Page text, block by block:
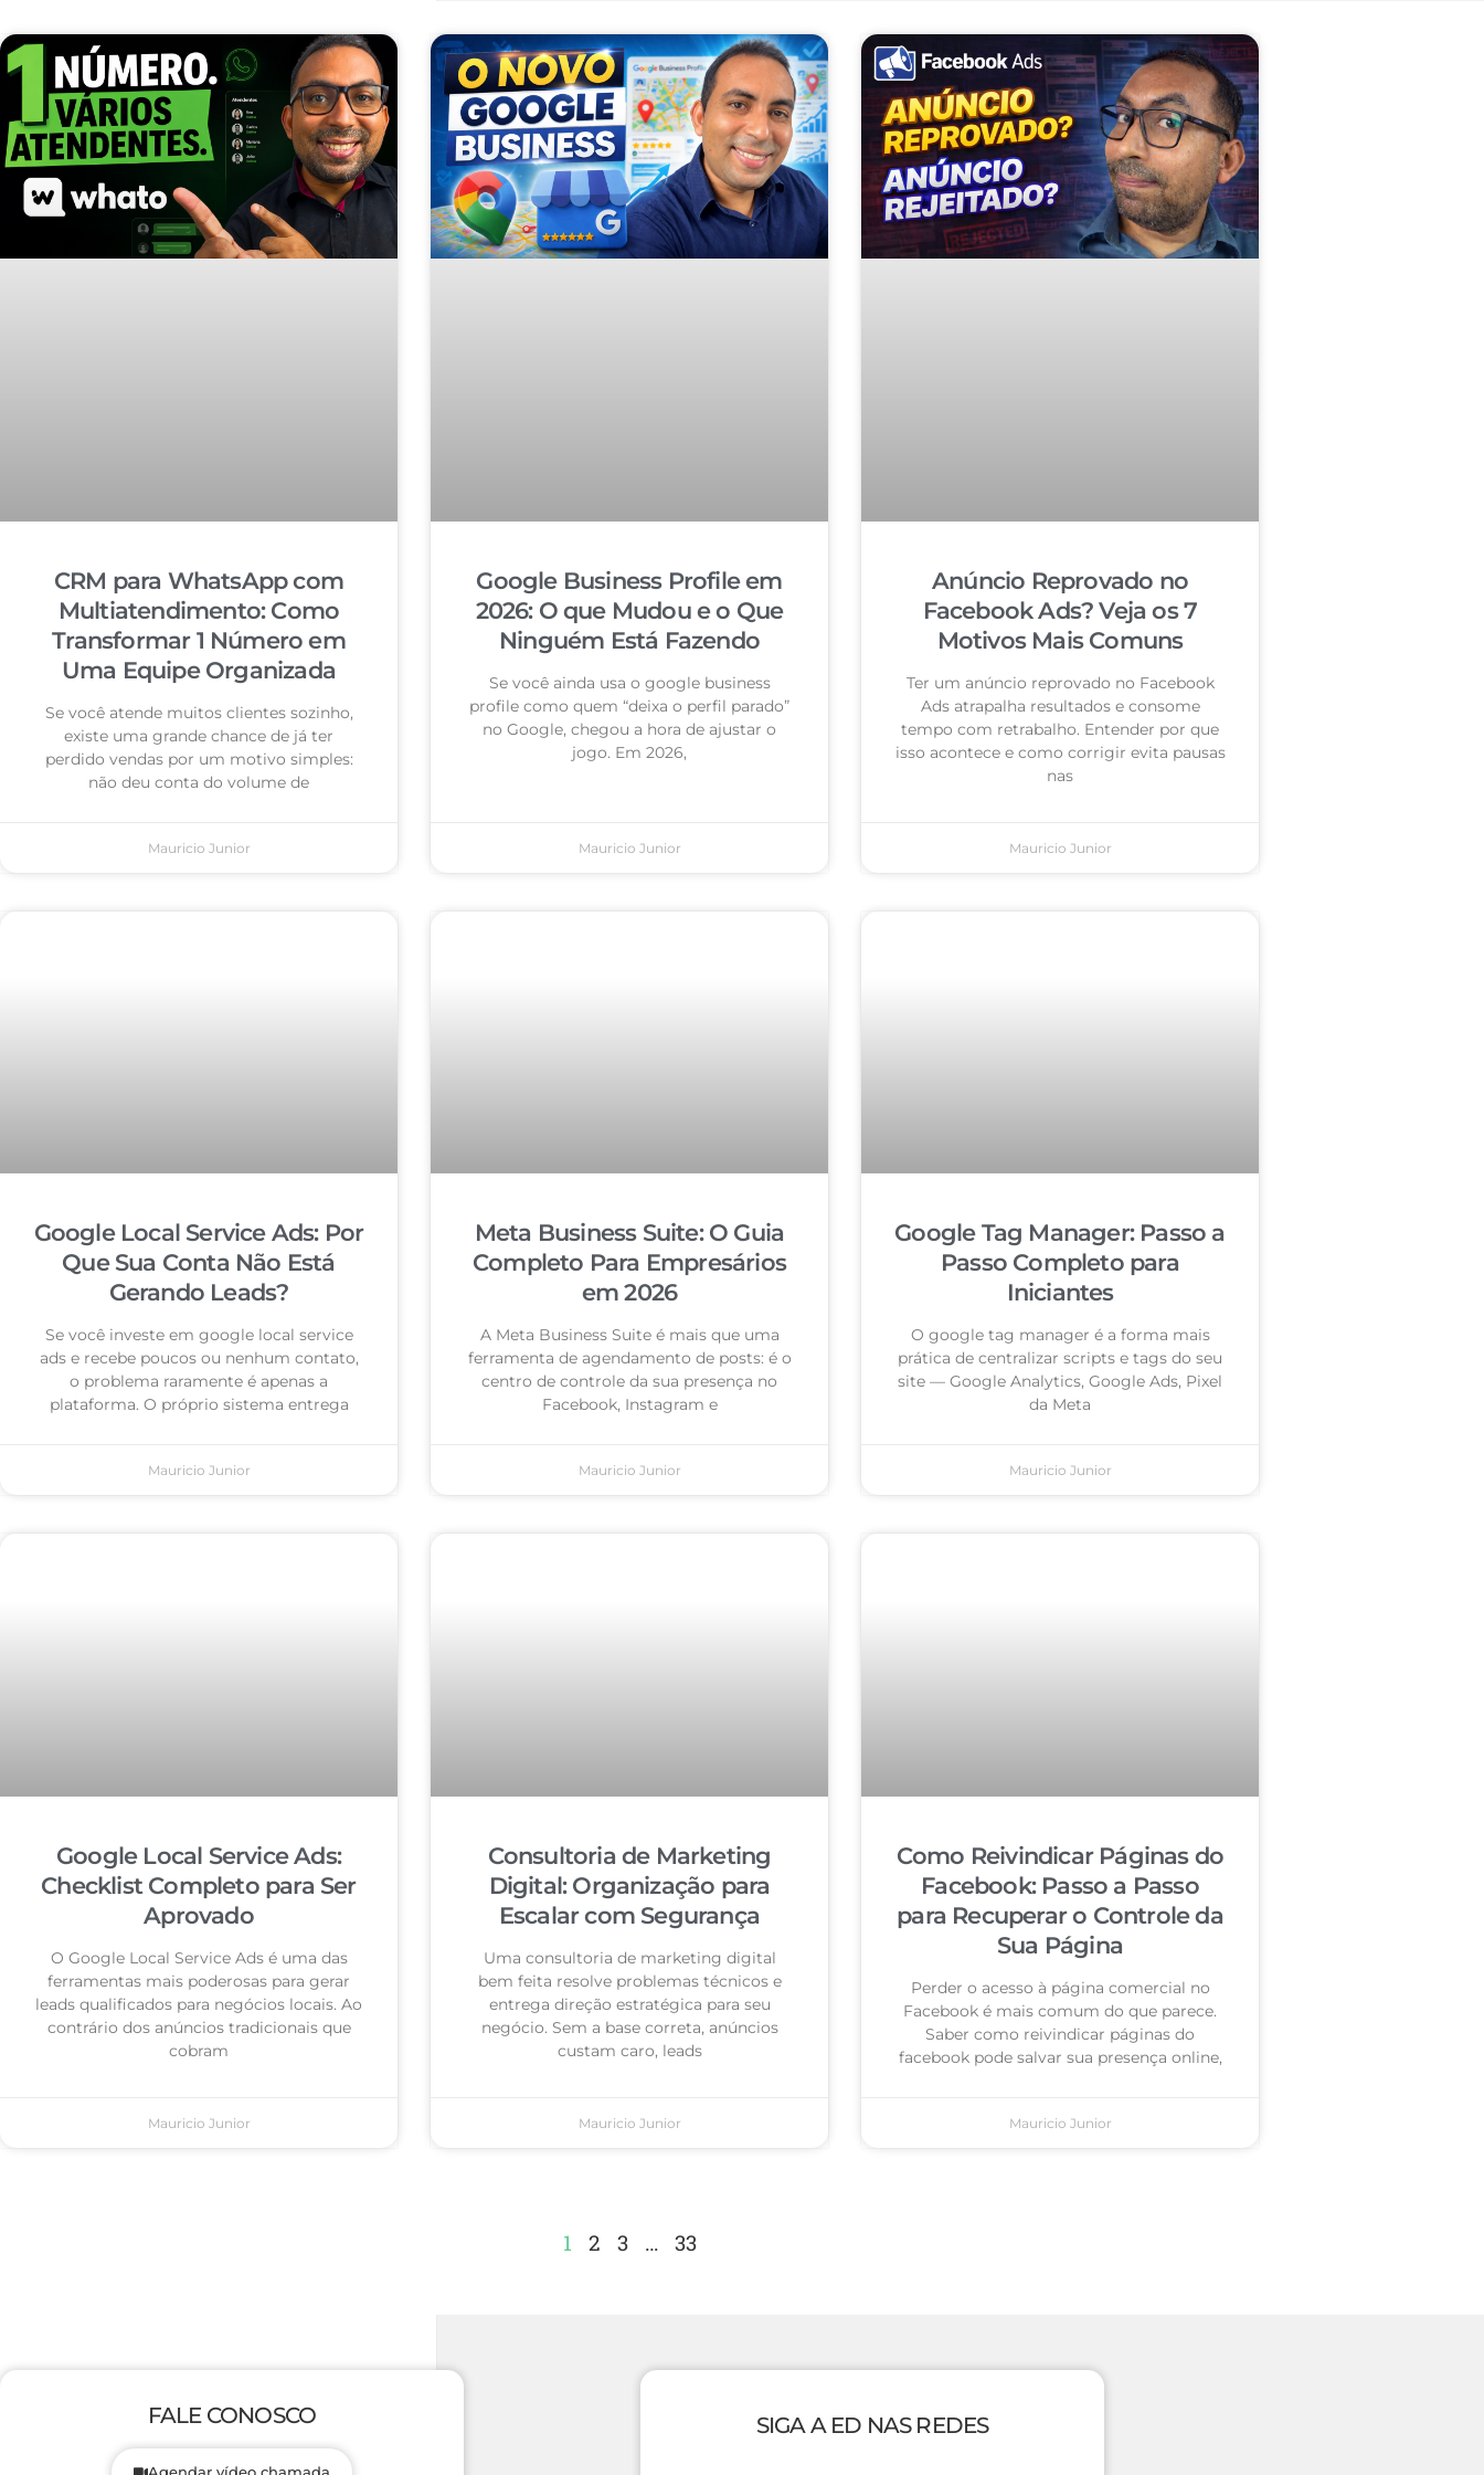
CRM para WhatsApp com
Multiatendimento: Como
Transformar 1 Número em
Uma Equipe Organizada
Se você atende muitos clientes sozinho,
existe uma grande chance de já ter
perdido vendas por um motivo simples:
não deu conta do volume de
Mauricio Junior
Google Business Profile em
2026: O que Mudou e o Que
Ninguém Está Fazendo
Se você ainda usa o google business
profile como quem “deixa o perfil parado”
no Google, chegou a hora de ajustar o
jogo. Em 2026,
Mauricio Junior
Anúncio Reprovado no
Facebook Ads? Veja os 7
Motivos Mais Comuns
Ter um anúncio reprovado no Facebook
Ads atrapalha resultados e consome
tempo com retrabalho. Entender por que
isso acontece e como corrigir evita pausas
nas
Mauricio Junior
Google Local Service Ads: Por
Que Sua Conta Não Está
Gerando Leads?
Se você investe em google local service
ads e recebe poucos ou nenhum contato,
o problema raramente é apenas a
plataforma. O próprio sistema entrega
Mauricio Junior
Meta Business Suite: O Guia
Completo Para Empresários
em 2026
A Meta Business Suite é mais que uma
ferramenta de agendamento de posts: é o
centro de controle da sua presença no
Facebook, Instagram e
Mauricio Junior
Google Tag Manager: Passo a
Passo Completo para
Iniciantes
O google tag manager é a forma mais
prática de centralizar scripts e tags do seu
site — Google Analytics, Google Ads, Pixel
da Meta
Mauricio Junior
Google Local Service Ads:
Checklist Completo para Ser
Aprovado
O Google Local Service Ads é uma das
ferramentas mais poderosas para gerar
leads qualificados para negócios locais. Ao
contrário dos anúncios tradicionais que
cobram
Mauricio Junior
Consultoria de Marketing
Digital: Organização para
Escalar com Segurança
Uma consultoria de marketing digital
bem feita resolve problemas técnicos e
entrega direção estratégica para seu
negócio. Sem a base correta, anúncios
custam caro, leads
Mauricio Junior
Como Reivindicar Páginas do
Facebook: Passo a Passo
para Recuperar o Controle da
Sua Página
Perder o acesso à página comercial no
Facebook é mais comum do que parece.
Saber como reivindicar páginas do
facebook pode salvar sua presença online,
Mauricio Junior
1 2 3 … 33
FALE CONOSCO SIGA A ED NAS REDES